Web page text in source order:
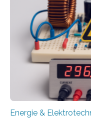
Gesamtsumme von
Damit zählt die
Gewinnerinnen der
Bayerischen
Mittelpunkt steht der
wissenschaftliche
Energie &